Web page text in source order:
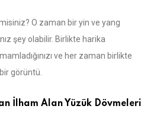
misiniz? O zaman bir yin ve yang
şey olabilir. Birlikte harika
ve her zaman birlikte
bir görüntü.
İlham Alan Yüzük Dövmeleri